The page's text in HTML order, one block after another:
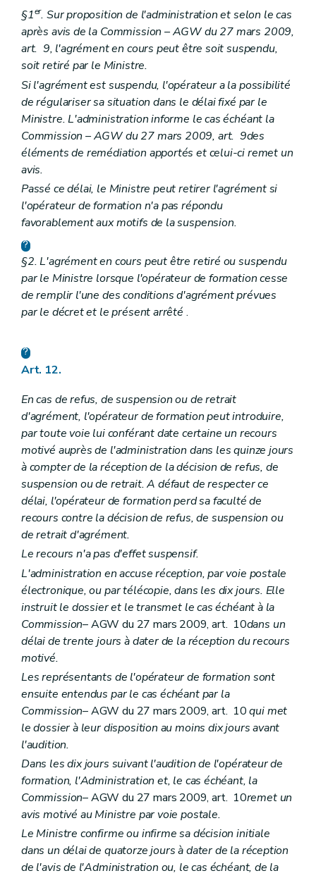
§1er. Sur proposition de l'administration et selon le cas
après avis de la Commission – AGW du 27 mars 2009,
art. 9, l'agrément en cours peut être soit suspendu,
soit retiré par le Ministre.
Si l'agrément est suspendu, l'opérateur a la possibilité
de régulariser sa situation dans le délai fixé par le
Ministre. L'administration informe le cas échéant la
Commission – AGW du 27 mars 2009, art. 9des
éléments de remédiation apportés et celui-ci remet un
avis.
Passé ce délai, le Ministre peut retirer l'agrément si
l'opérateur de formation n'a pas répondu
favorablement aux motifs de la suspension.
§2. L'agrément en cours peut être retiré ou suspendu
par le Ministre lorsque l'opérateur de formation cesse
de remplir l'une des conditions d'agrément prévues
par le décret et le présent arrêté .
Art. 12.
En cas de refus, de suspension ou de retrait
d'agrément, l'opérateur de formation peut introduire,
par toute voie lui conférant date certaine un recours
motivé auprès de l'administration dans les quinze jours
à compter de la réception de la décision de refus, de
suspension ou de retrait. A défaut de respecter ce
délai, l'opérateur de formation perd sa faculté de
recours contre la décision de refus, de suspension ou
de retrait d'agrément.
Le recours n'a pas d'effet suspensif.
L'administration en accuse réception, par voie postale
électronique, ou par télécopie, dans les dix jours. Elle
instruit le dossier et le transmet le cas échéant à la
Commission– AGW du 27 mars 2009, art. 10dans un
délai de trente jours à dater de la réception du recours
motivé.
Les représentants de l'opérateur de formation sont
ensuite entendus par le cas échéant par la
Commission– AGW du 27 mars 2009, art. 10qui met
le dossier à leur disposition au moins dix jours avant
l'audition.
Dans les dix jours suivant l'audition de l'opérateur de
formation, l'Administration et, le cas échéant, la
Commission– AGW du 27 mars 2009, art. 10remet un
avis motivé au Ministre par voie postale.
Le Ministre confirme ou infirme sa décision initiale
dans un délai de quatorze jours à dater de la réception
de l'avis de l'Administration ou, le cas échéant, de la